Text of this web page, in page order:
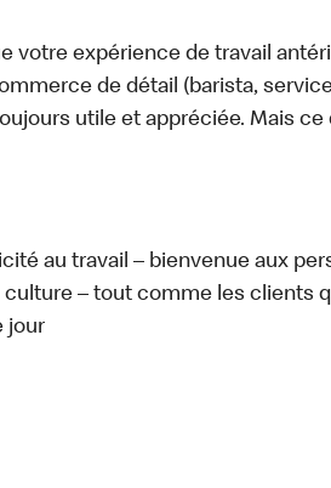
votre expérience de travail
de détail (barista,
utile et appréciée. Mais
au travail – bienvenue aux
– tout comme les clients
jour